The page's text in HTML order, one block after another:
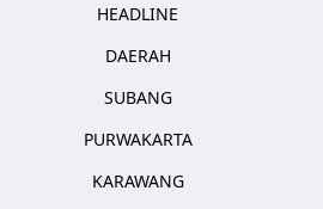
HEADLINE
DAERAH
SUBANG
PURWAKARTA
KARAWANG